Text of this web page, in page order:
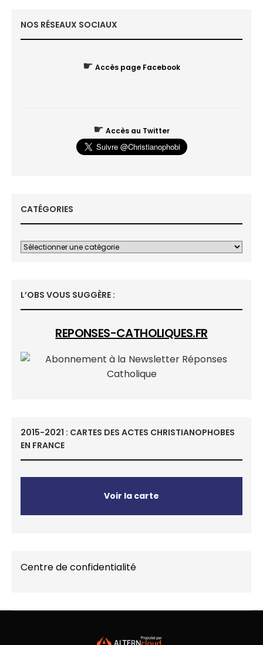
NOS RÉSEAUX SOCIAUX
☛ Accès page Facebook
☛ Accès au Twitter
CATÉGORIES
L’OBS VOUS SUGGÈRE :
REPONSES-CATHOLIQUES.FR
2015-2021 : CARTES DES ACTES CHRISTIANOPHOBES
EN FRANCE
Voir la carte
Centre de confidentialité